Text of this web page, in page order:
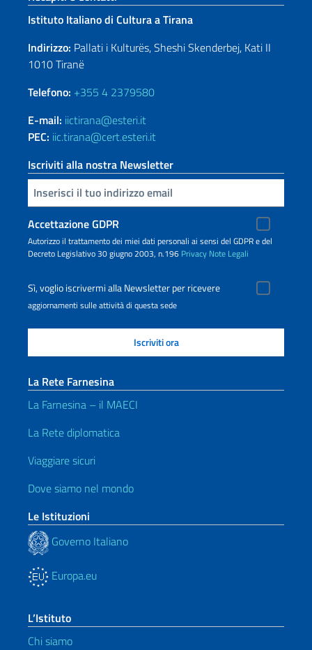
Istituto Italiano di Cultura a Tirana
Indirizzo: Pallati i Kulturës, Sheshi Skenderbej, Kati II
1010 Tiranë
Telefono: +355 4 2379580
E-mail: iictirana@esteri.it
PEC: iic.tirana@cert.esteri.it
Iscriviti alla nostra Newsletter
Inserisci la tua email
Accettazione GDPR
Autorizzo il trattamento dei miei dati personali ai sensi del GDPR e del
Decreto Legislativo 30 giugno 2003, n.196 Privacy Note Legali
Sì, voglio iscrivermi alla Newsletter per ricevere
aggiornamenti sulle attività di questa sede
La Rete Farnesina
La Farnesina – il MAECI
La Rete diplomatica
Viaggiare sicuri
Dove siamo nel mondo
Le Istituzioni
Governo Italiano
Europa.eu
L’Istituto
Chi siamo